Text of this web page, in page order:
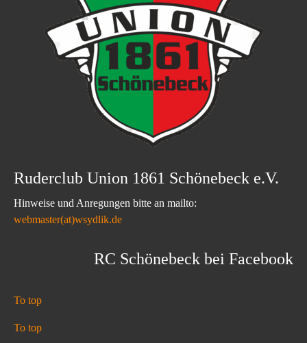
Ruderclub Union 1861 Schönebeck e.V.
Hinweise und Anregungen bitte an mailto:
webmaster(at)wsydlik.de
RC Schönebeck bei Facebook
To top
To top